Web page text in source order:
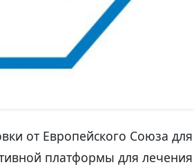
от Европейского Союза для
платформы для лечения